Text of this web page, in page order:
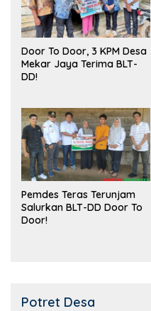
Door To Door, 3 KPM Desa
Mekar Jaya Terima BLT-
DD!
Pemdes Teras Terunjam
Salurkan BLT-DD Door To
Door!
Potret Desa